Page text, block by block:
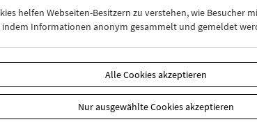
helfen Webseiten-Besitzern zu verstehen, wie Besucher
indem Informationen anonym gesammelt und gemeldet
Alle Cookies akzeptieren
Nur ausgewählte Cookies akzeptieren